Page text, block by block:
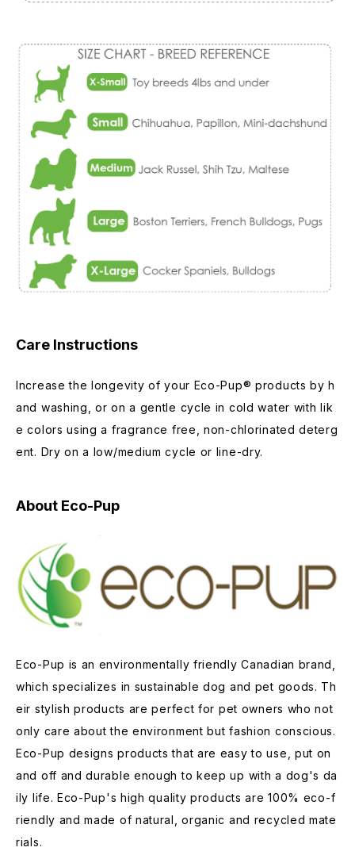
Care Instructions
Increase the longevity of your Eco-Pup®️ products by h
and washing, or on a gentle cycle in cold water with lik
e colors using a fragrance free, non-chlorinated deterg
ent. Dry on a low/medium cycle or line-dry.
About Eco-Pup
Eco-Pup is an environmentally friendly Canadian brand,
which specializes in sustainable dog and pet goods. Th
eir stylish products are perfect for pet owners who not
only care about the environment but fashion conscious.
Eco-Pup designs products that are easy to use, put on
and off and durable enough to keep up with a dog's da
ily life. Eco-Pup's high quality products are 100% eco-f
riendly and made of natural, organic and recycled mate
rials.